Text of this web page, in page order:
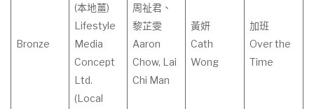
Bronze
(本地薑)
Lifestyle
Media
Concept
Ltd.
(Local
周祉君、
黎芷雯
Aaron
Chow, Lai
Chi Man
黃妍
Cath
Wong
加班
Over the
Time